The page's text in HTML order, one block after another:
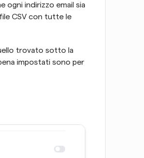
ogni indirizzo email sia
CSV con tutte le
trovato sotto la
impostati sono per